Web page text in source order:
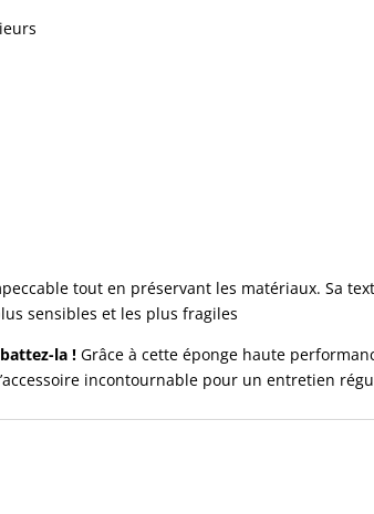
tout en préservant les matériaux. Sa
sensibles et les plus fragiles
la ! Grâce à cette éponge haute
incontournable pour un entretien